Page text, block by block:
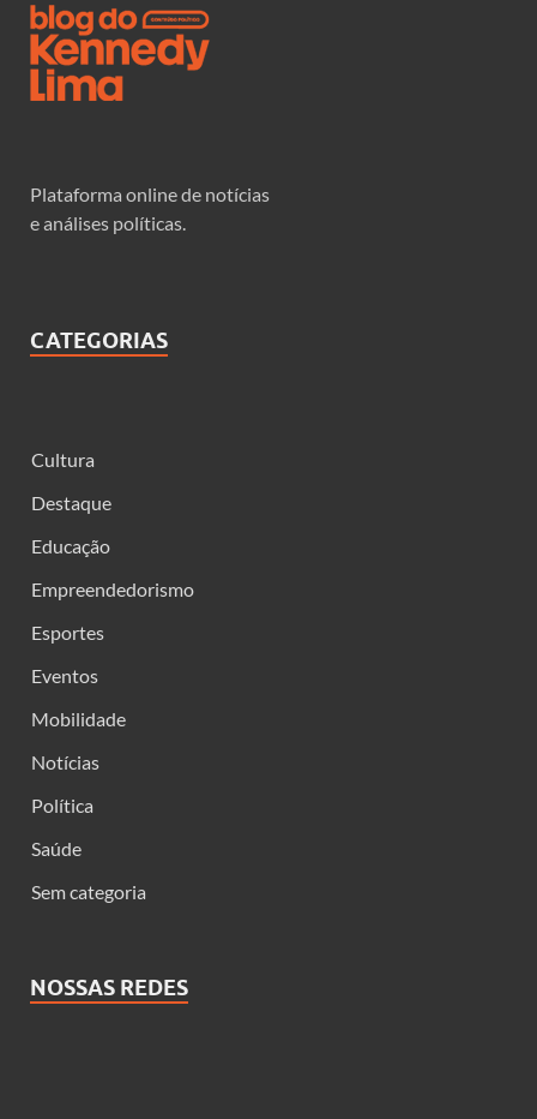
Plataforma online de notícias
e análises políticas.
CATEGORIAS
Cultura
Destaque
Educação
Empreendedorismo
Esportes
Eventos
Mobilidade
Notícias
Política
Saúde
Sem categoria
NOSSAS REDES